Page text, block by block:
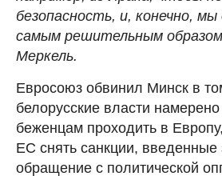
безопасность, и, конечно,
самым решительным
Меркель.
Евросоюз обвинил Минск в
белорусские власти
беженцам проходить в
ЕС снять санкции, введенные
обращение с политической